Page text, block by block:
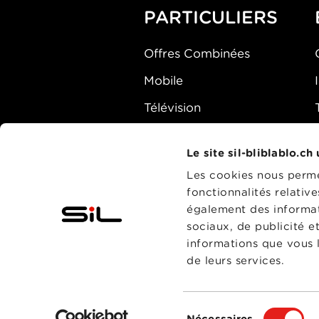
Le site sil-bliblablo.ch
Les cookies nous
fonctionnalités
également des
sociaux, de publicité
informations que
de leurs services.
PARTICULIERS
Offres Combinées
Mobile
Télévision